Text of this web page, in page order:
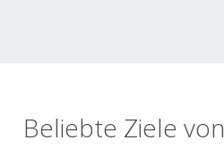
Beliebte Ziele